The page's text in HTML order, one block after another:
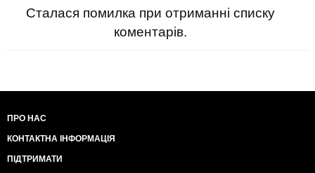
Сталася помилка при отриманні списку
коментарів.
ПРО НАС
КОНТАКТНА ІНФОРМАЦІЯ
ПІДТРИМАТИ